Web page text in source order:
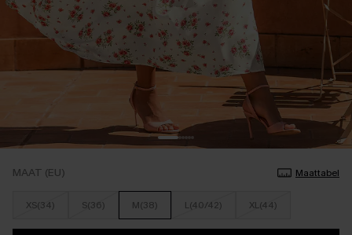
MAAT (EU) Maattabel
XS(34) S(36) M(38) L(40/42) XL(44)